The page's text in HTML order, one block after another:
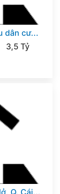
dân cư...
3,5 Tỷ
Q. Cái...